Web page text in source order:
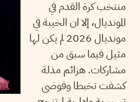
منتخب كرة القدم في
المونديال، إلا ان الخيبة في
مونديال 2026 لم يكن لها
مثيل فيما سبق من
مشاركات. هزائم مذلة
كشفت تخبطا وفوضى